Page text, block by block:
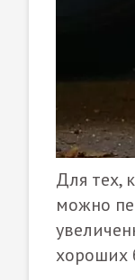
Для тех,
можно
хороших